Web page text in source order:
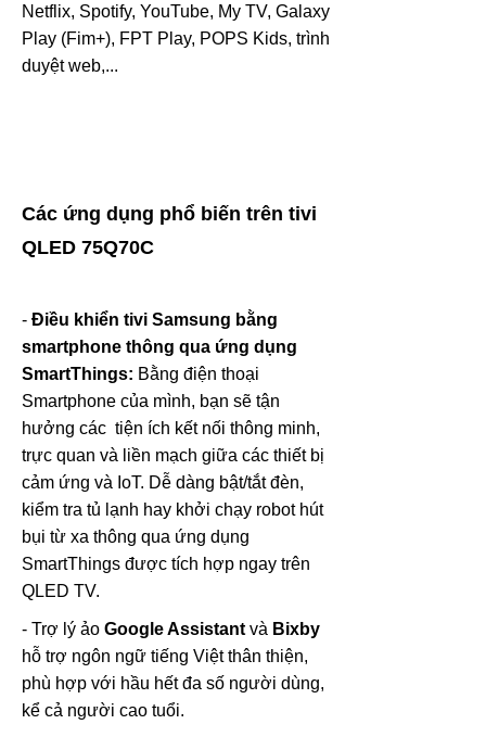
Netflix, Spotify, YouTube, My TV, Galaxy
Play (Fim+), FPT Play, POPS Kids, trình
duyệt web,...
Các ứng dụng phổ biến trên tivi
QLED 75Q70C
- Điều khiển tivi Samsung bằng
smartphone thông qua ứng dụng
SmartThings: Bằng điện thoại
Smartphone của mình, bạn sẽ tận
hưởng các tiện ích kết nối thông minh,
trực quan và liền mạch giữa các thiết bị
cảm ứng và IoT. Dễ dàng bật/tắt đèn,
kiểm tra tủ lạnh hay khởi chạy robot hút
bụi từ xa thông qua ứng dụng
SmartThings được tích hợp ngay trên
QLED TV.
- Trợ lý ảo Google Assistant và Bixby
hỗ trợ ngôn ngữ tiếng Việt thân thiện,
phù hợp với hầu hết đa số người dùng,
kể cả người cao tuổi.